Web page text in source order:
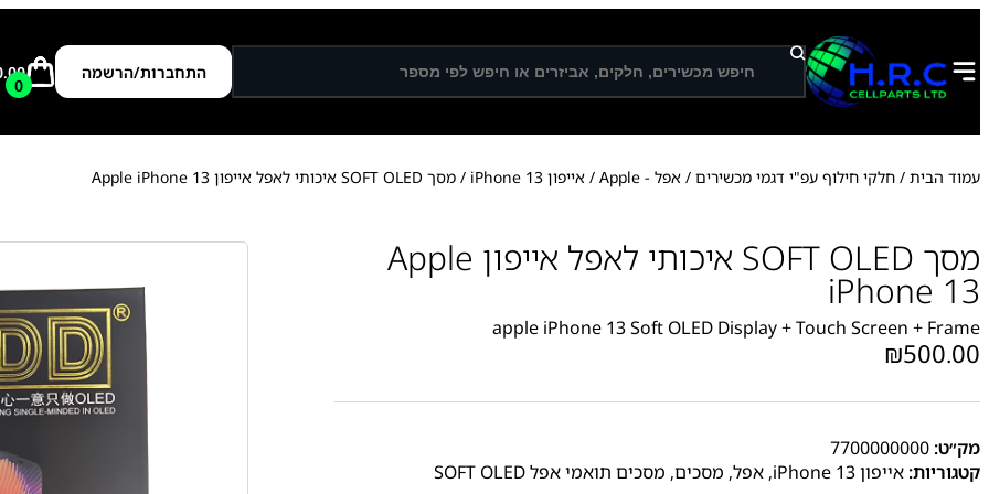
ח
י
פ
התחברות/הרשמה
0
עמוד הבית / חלקי חילוף עפ"י דגמי מכשירים / אפל - Apple / אייפון iPhone 13 / מסך SOFT OLED איכותי לאפל אייפון Apple iPhone 13
מסך SOFT OLED איכותי לאפל אייפון Apple
iPhone 13
apple iPhone 13 Soft OLED Display + Touch Screen + Frame
₪500.00
מק״ט: 7700000000
קטגוריות: אייפון iPhone 13 , אפל, מסכים, מסכים תואמי אפל SOFT OLED